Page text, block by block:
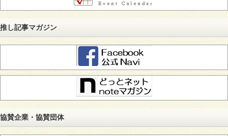
推し記事マガジン
協賛企業・協賛団体